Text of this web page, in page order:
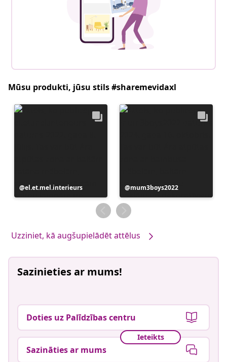
Mūsu produkti, jūsu stils #sharemevidaxl
Ierakstu
publicējis
el.et.mel.interieurs
Ierakstu
publicējis
mum3boys2022
Uzziniet, kā augšupielādēt attēlus
Sazinieties ar mums!
Doties uz Palīdzības centru
Ieteikts
Sazināties ar mums